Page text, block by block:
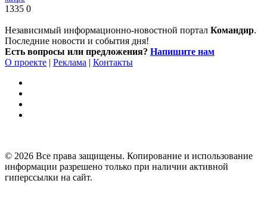
1335 0
Независимый информационно-новостной портал Командир.
Последние новости и события дня!
Есть вопросы или предложения? Напишите нам
О проекте | Реклама | Контакты
© 2026 Все права защищены. Копирование и использование
информации разрешено только при наличии активной
гиперссылки на сайт.